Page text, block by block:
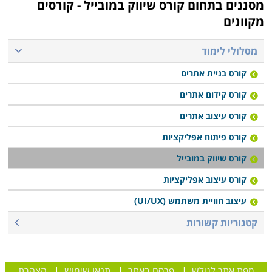
נחיתה, תוכן מותאם מובייל ומושגי יסוד בפיתוח אפליקציות.
הדרישה ההולכת וגוברת לקורס זה גרמה לפתיחתו במספר
רב של מוקדים הכוללים הן בתי ספר לשיווק ופרסום והן בתי
ספר העוסקים בפיתוח טכנולוגיות ובבניית אפליקציות
שכל המתעניין בלימודים אלו יכולים למצוא קורסים
בירושלים, קורסים בתל אביב, קורסים בחיפה, קורסים בבאר
שבע וכן קורסים בשפה הרוסית.
מסננים בתחום קורס שיווק במובייל - קורסים
מקוונים
מסלולי לימוד
קורס בניית אתרים
קורס קידום אתרים
קורס עיצוב אתרים
קורס פיתוח אפליקציות
קורס שיווק במובייל
קורס עיצוב אפליקציות
עיצוב חוויית משתמש (UI/UX)
קטגוריות קשורות